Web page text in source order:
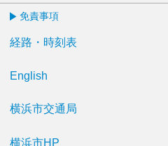
免責事項
経路・時刻表
English
横浜市交通局
横浜市HP